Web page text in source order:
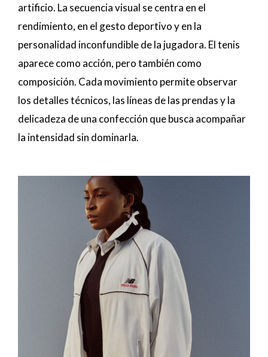
artificio. La secuencia visual se centra en el
rendimiento, en el gesto deportivo y en la
personalidad inconfundible de la jugadora. El tenis
aparece como acción, pero también como
composición. Cada movimiento permite observar
los detalles técnicos, las líneas de las prendas y la
delicadeza de una confección que busca acompañar
la intensidad sin dominarla.